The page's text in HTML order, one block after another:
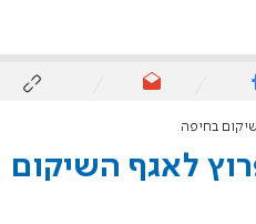
בחיפה
לאגף השיקום